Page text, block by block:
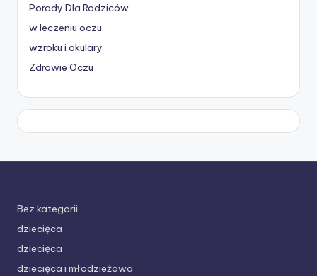
Porady Dla Rodziców
w leczeniu oczu
wzroku i okulary
Zdrowie Oczu
Bez kategorii
dziecięca
dziecięca
dziecięca i młodzieżowa